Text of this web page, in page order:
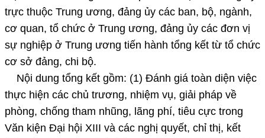
trực thuộc Trung ương, đảng ủy các ban, bộ, ngành,
cơ quan, tổ chức ở Trung ương, đảng ủy các đơn vị
sự nghiệp ở Trung ương tiến hành tổng kết từ tổ chức
cơ sở đảng, chi bộ.
Nội dung tổng kết gồm: (1) Đánh giá toàn diện việc
thực hiện các chủ trương, nhiệm vụ, giải pháp về
phòng, chống tham nhũng, lãng phí, tiêu cực trong
Văn kiện Đại hội XIII và các nghị quyết, chỉ thị, kết